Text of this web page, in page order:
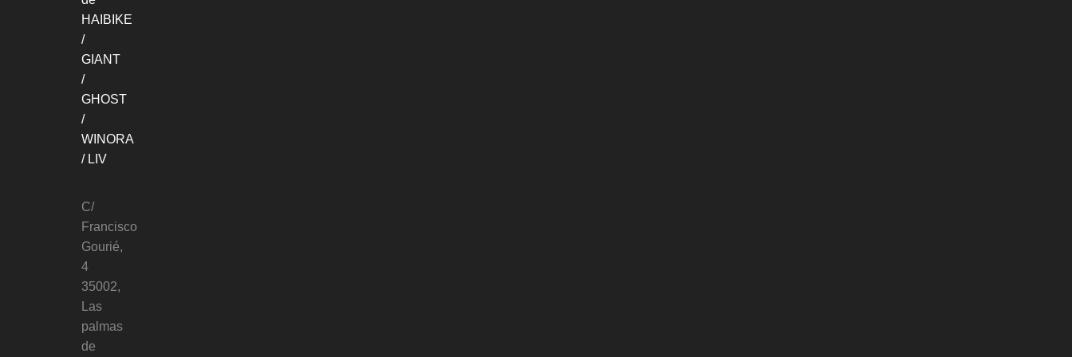
HAIBIKE
/
GIANT
/
GHOST
/
WINORA
/ LIV
C/
Francisco
Gourié,
4
35002,
Las
palmas
de